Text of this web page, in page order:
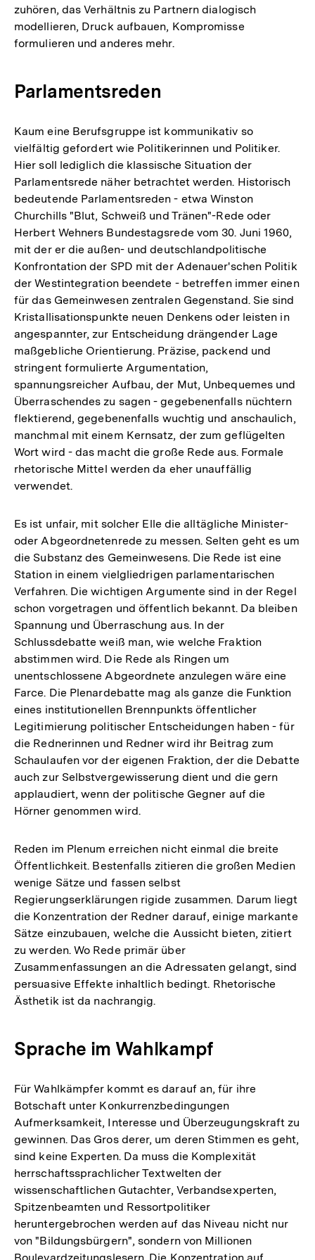
zuhören, das Verhältnis zu Partnern dialogisch
modellieren, Druck aufbauen, Kompromisse
formulieren und anderes mehr.
Parlamentsreden
Kaum eine Berufsgruppe ist kommunikativ so
vielfältig gefordert wie Politikerinnen und Politiker.
Hier soll lediglich die klassische Situation der
Parlamentsrede näher betrachtet werden. Historisch
bedeutende Parlamentsreden - etwa Winston
Churchills "Blut, Schweiß und Tränen"-Rede oder
Herbert Wehners Bundestagsrede vom 30. Juni 1960,
mit der er die außen- und deutschlandpolitische
Konfrontation der SPD mit der Adenauer'schen Politik
der Westintegration beendete - betreffen immer einen
für das Gemeinwesen zentralen Gegenstand. Sie sind
Kristallisationspunkte neuen Denkens oder leisten in
angespannter, zur Entscheidung drängender Lage
maßgebliche Orientierung. Präzise, packend und
stringent formulierte Argumentation,
spannungsreicher Aufbau, der Mut, Unbequemes und
Überraschendes zu sagen - gegebenenfalls nüchtern
flektierend, gegebenenfalls wuchtig und anschaulich,
manchmal mit einem Kernsatz, der zum geflügelten
Wort wird - das macht die große Rede aus. Formale
rhetorische Mittel werden da eher unauffällig
verwendet.
Es ist unfair, mit solcher Elle die alltägliche Minister-
oder Abgeordnetenrede zu messen. Selten geht es um
die Substanz des Gemeinwesens. Die Rede ist eine
Station in einem vielgliedrigen parlamentarischen
Verfahren. Die wichtigen Argumente sind in der Regel
schon vorgetragen und öffentlich bekannt. Da bleiben
Spannung und Überraschung aus. In der
Schlussdebatte weiß man, wie welche Fraktion
abstimmen wird. Die Rede als Ringen um
unentschlossene Abgeordnete anzulegen wäre eine
Farce. Die Plenardebatte mag als ganze die Funktion
eines institutionellen Brennpunkts öffentlicher
Legitimierung politischer Entscheidungen haben - für
die Rednerinnen und Redner wird ihr Beitrag zum
Schaulaufen vor der eigenen Fraktion, der die Debatte
auch zur Selbstvergewisserung dient und die gern
applaudiert, wenn der politische Gegner auf die
Hörner genommen wird.
Reden im Plenum erreichen nicht einmal die breite
Öffentlichkeit. Bestenfalls zitieren die großen Medien
wenige Sätze und fassen selbst
Regierungserklärungen rigide zusammen. Darum liegt
die Konzentration der Redner darauf, einige markante
Sätze einzubauen, welche die Aussicht bieten, zitiert
zu werden. Wo Rede primär über
Zusammenfassungen an die Adressaten gelangt, sind
persuasive Effekte inhaltlich bedingt. Rhetorische
Ästhetik ist da nachrangig.
Sprache im Wahlkampf
Für Wahlkämpfer kommt es darauf an, für ihre
Botschaft unter Konkurrenzbedingungen
Aufmerksamkeit, Interesse und Überzeugungskraft zu
gewinnen. Das Gros derer, um deren Stimmen es geht,
sind keine Experten. Da muss die Komplexität
herrschaftssprachlicher Textwelten der
wissenschaftlichen Gutachter, Verbandsexperten,
Spitzenbeamten und Ressortpolitiker
heruntergebrochen werden auf das Niveau nicht nur
von "Bildungsbürgern", sondern von Millionen
Boulevardzeitungslesern. Die Konzentration auf